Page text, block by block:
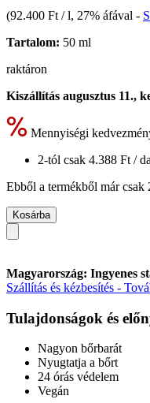
(92.400 Ft / l, 27% áfával -
Tartalom: 50 ml
raktáron
Kiszállítás augusztus 11.,
Mennyiségi
2-tól csak 4.388 Ft /
Ebből a termékből már
Kosárba
Magyarország: Ingyenes
Szállítás és kézbesítés -
Tulajdonságok és
Nagyon bőrbarát
Nyugtatja a bőrt
24 órás védelem
Vegán